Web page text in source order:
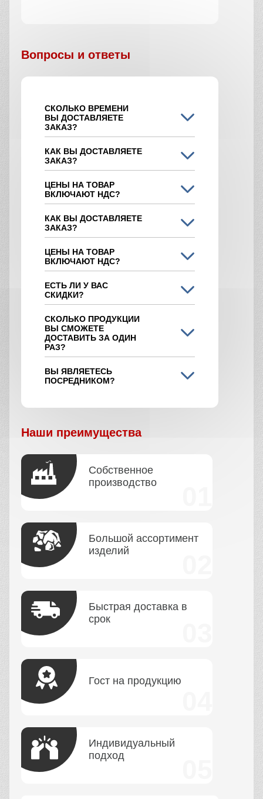
Вопросы и ответы
СКОЛЬКО ВРЕМЕНИ
ВЫ ДОСТАВЛЯЕТЕ
ЗАКАЗ?
КАК ВЫ ДОСТАВЛЯЕТЕ
ЗАКАЗ?
ЦЕНЫ НА ТОВАР
ВКЛЮЧАЮТ НДС?
КАК ВЫ ДОСТАВЛЯЕТЕ
ЗАКАЗ?
ЦЕНЫ НА ТОВАР
ВКЛЮЧАЮТ НДС?
ЕСТЬ ЛИ У ВАС
СКИДКИ?
СКОЛЬКО ПРОДУКЦИИ
ВЫ СМОЖЕТЕ
ДОСТАВИТЬ ЗА ОДИН
РАЗ?
ВЫ ЯВЛЯЕТЕСЬ
ПОСРЕДНИКОМ?
Наши преимущества
Собственное
производство
Большой ассортимент
изделий
Быстрая доставка в
срок
Гост на продукцию
Индивидуальный
подход